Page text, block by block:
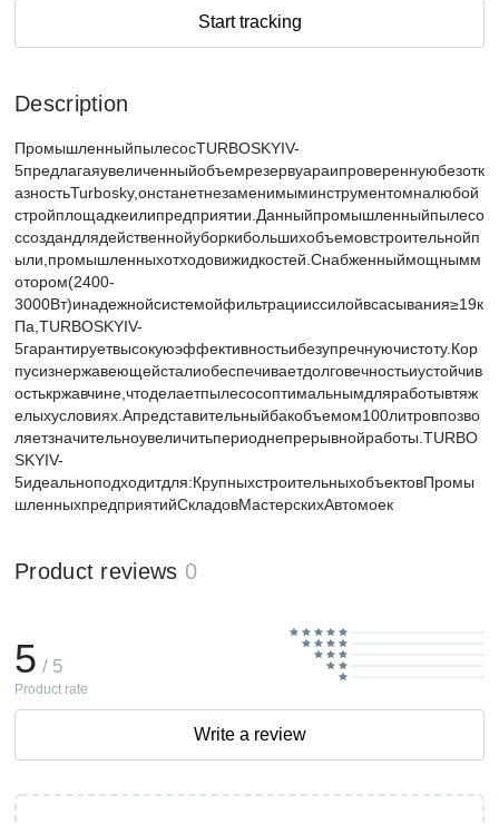
Start tracking
Description
ПромышленныйпылесосTURBOSKYIV-
5предлагаяувеличенныйобъемрезервуараипровереннуюбезотк
азностьTurbosky,онстанетнезаменимыминструментомналюбой
стройплощадкеилипредприятии.Данныйпромышленныйпылесо
ссоздандлядейственнойуборкибольшихобъемовстроительнойп
ыли,промышленныхотходовижидкостей.Снабженныймощнымм
отором(2400-
3000Вт)инадежнойсистемойфильтрацииссилойвсасывания≥19к
Па,TURBOSKYIV-
5гарантируетвысокуюэффективностьибезупречнуючистоту.Кор
пусизнержавеющейсталиобеспечиваетдолговечностьиустойчив
остькржавчине,чтоделаетпылесосоптимальнымдляработывтяж
елыхусловиях.Апредставительныйбакобъемом100литровпозво
ляетзначительноувеличитьпериоднепрерывнойработы.TURBO
SKYIV-
5идеальноподходитдля:КрупныхстроительныхобъектовПромы
шленныхпредприятийСкладовМастерскихАвтомоек
Product reviews 0
5 / 5
Product rate
Write a review